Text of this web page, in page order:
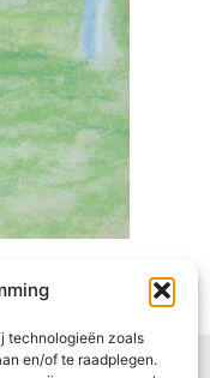
technologieën zoals
en/of te raadplegen.